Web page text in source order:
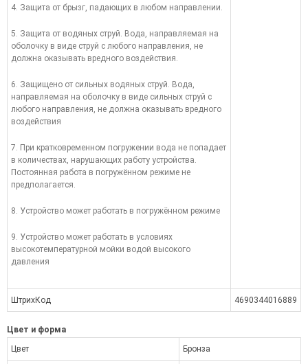
4. Защита от брызг, падающих в любом направлении.
5. Защита от водяных струй. Вода, направляемая на
оболочку в виде струй с любого направления, не
должна оказывать вредного воздействия.
6. Защищено от сильных водяных струй. Вода,
направляемая на оболочку в виде сильных струй с
любого направления, не должна оказывать вредного
воздействия
7. При кратковременном погружении вода не попадает
в количествах, нарушающих работу устройства.
Постоянная работа в погружённом режиме не
предполагается.
8. Устройство может работать в погружённом режиме
9. Устройство может работать в условиях
высокотемпературной мойки водой высокого
давления
ШтрихКод 4690344016889
Цвет и форма
Цвет
Бронза